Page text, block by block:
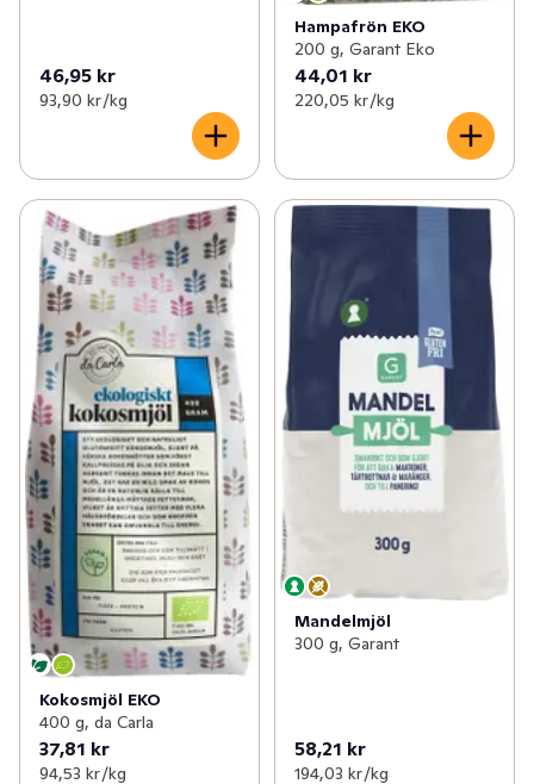
46,95 kr
93,90 kr /kg
Hampafrön EKO
200 g, Garant Eko
44,01 kr
220,05 kr /kg
Kokosmjöl EKO
400 g, da Carla
37,81 kr
94,53 kr /kg
Mandelmjöl
300 g, Garant
58,21 kr
194,03 kr /kg